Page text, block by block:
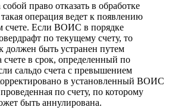
право отказать в обработке
операция ведет к появлению
счете. Если ВОИС в порядке
по текущему счету, то
должен быть устранен путем
счете в срок, определенный по
сальдо счета с превышением
в установленный ВОИС
по счету, по которому
быть аннулирована.